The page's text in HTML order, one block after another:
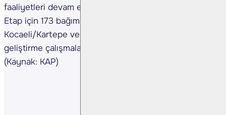
faaliyetleri devam ederken, Ataşehir Doğu Bölgesi 3.
Etap için 173 bağımsız bölüm ruhsatı alındı.
Kocaeli/Kartepe ve İzmir-Çeşme-Alaçatı projelerinde
geliştirme çalışmaları sürüyor.
(Kaynak: KAP)